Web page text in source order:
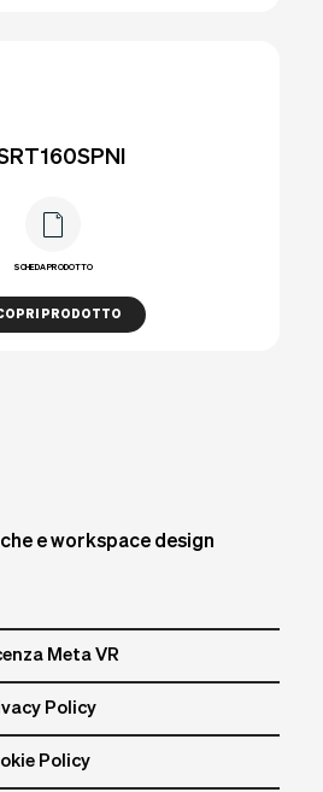
SCHEDA PRODOTTO
PRODOTTO
e workspace design
Meta VR
Policy
Policy